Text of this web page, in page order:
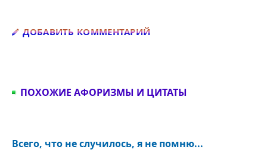
ДОБАВИТЬ КОММЕНТАРИЙ
ПОХОЖИЕ АФОРИЗМЫ И ЦИТАТЫ
Всего, что не случилось, я не помню...